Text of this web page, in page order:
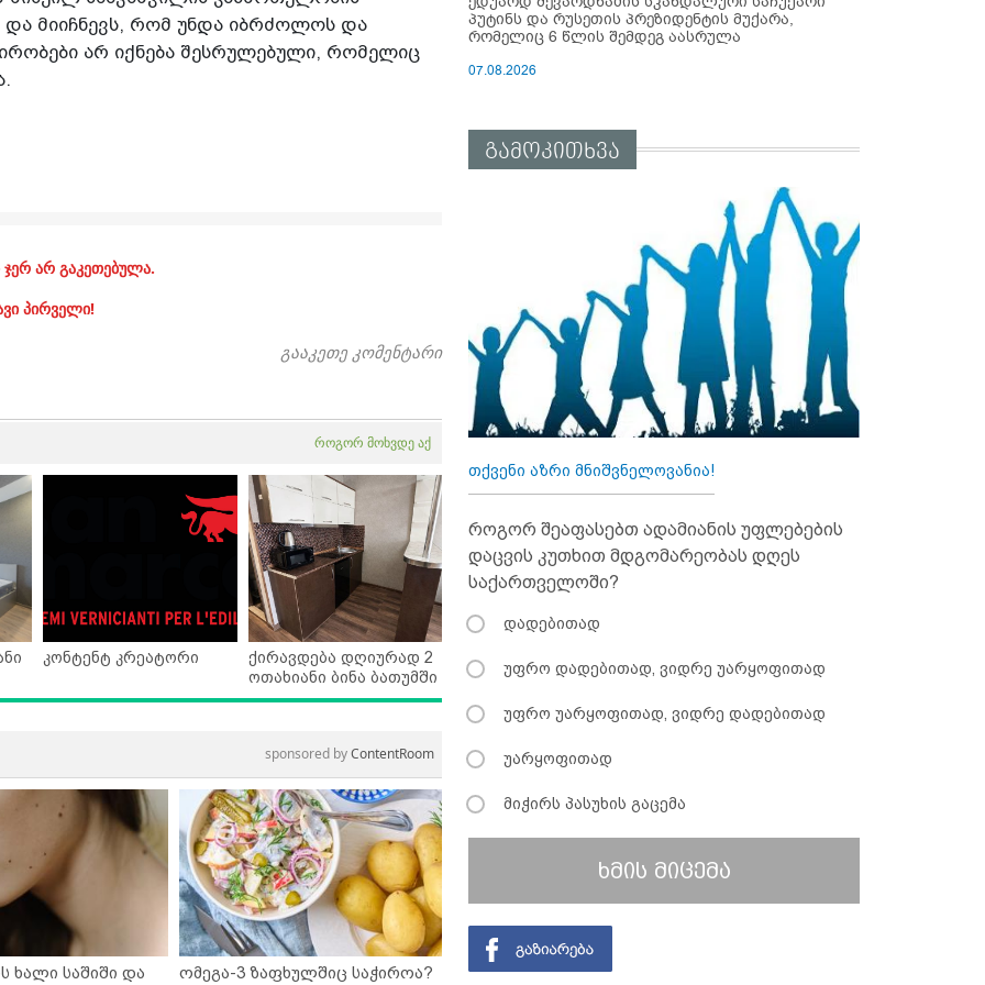
მიიჩნევს, რომ უნდა იბრძოლოს და
არ იქნება შესრულებული, რომელიც
ჯერ არ გაკეთებულა.
პირველი!
გააკეთე კომენტარი
როგორ მოხვდე აქ
კონტენტ კრეატორი
ქირავდება დღიურად 2
ოთახიანი ბინა ბათუმში
sponsored byContentRoom
ხალი საშიში და ომეგა-3 ზაფხულშიც საჭიროა?
პუტინს და რუსეთის პრეზიდენტის მუქარა,
რომელიც 6 წლის შემდეგ აასრულა
07.08.2026
გამოკითხვა
თქვენი აზრი მნიშვნელოვანია!
როგორ შეაფასებთ ადამიანის უფლებების
დაცვის კუთხით მდგომარეობას დღეს
საქართველოში?
დადებითად
უფრო დადებითად, ვიდრე უარყოფითად
უფრო უარყოფითად, ვიდრე დადებითად
უარყოფითად
მიჭირს პასუხის გაცემა
ხმის მიცემა